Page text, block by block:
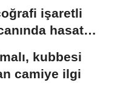
işaretli
hasat
kubbesi
camiye ilgi